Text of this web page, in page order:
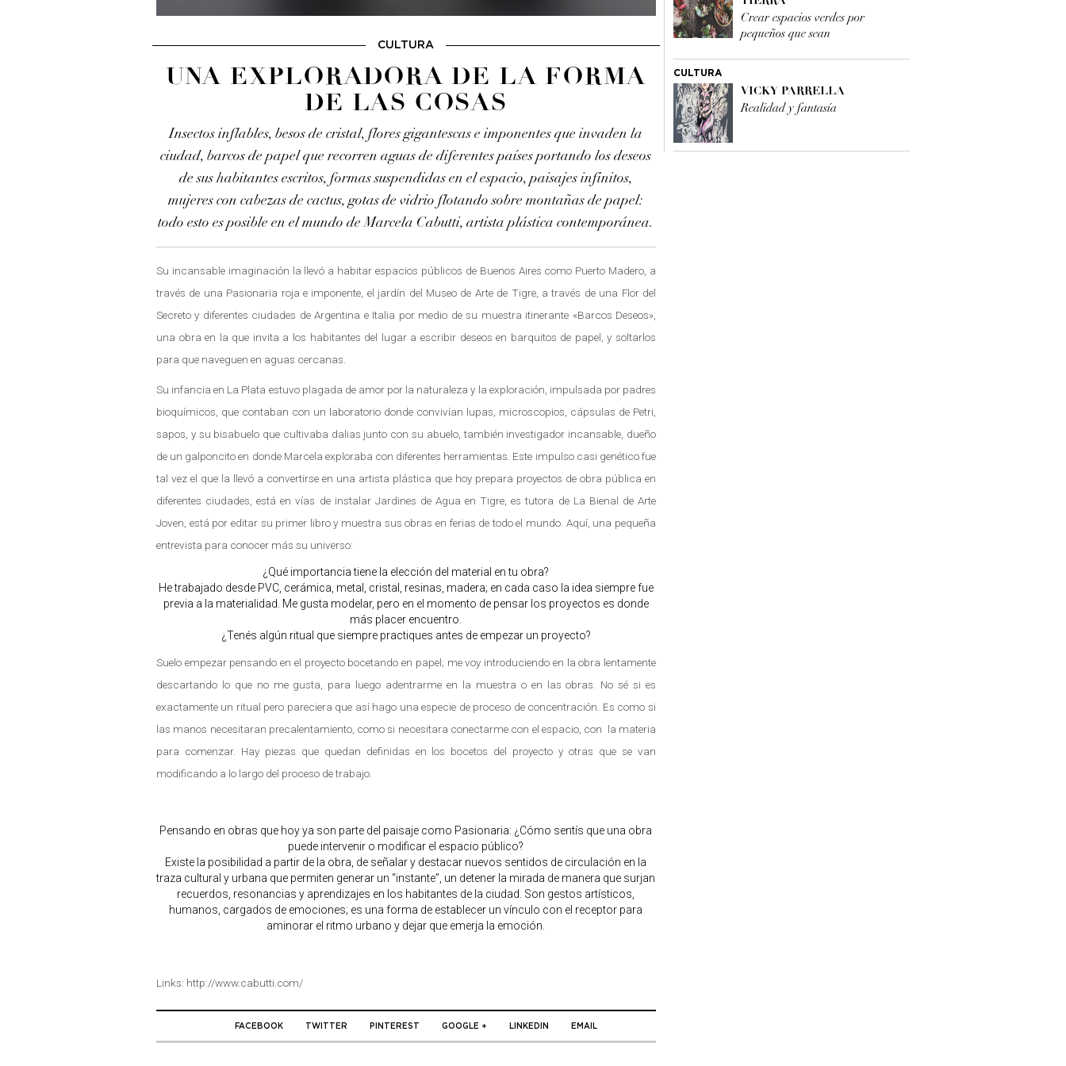
CULTURA
UNA EXPLORADORA DE LA FORMA
DE LAS COSAS
Insectos inflables, besos de cristal, flores gigantescas e imponentes que invaden la
ciudad, barcos de papel que recorren aguas de diferentes países portando los deseos
de sus habitantes escritos, formas suspendidas en el espacio, paisajes infinitos,
mujeres con cabezas de cactus, gotas de vidrio flotando sobre montañas de papel:
todo esto es posible en el mundo de Marcela Cabutti, artista plástica contemporánea.
Su incansable imaginación la llevó a habitar espacios públicos de Buenos Aires como Puerto Madero, a
través de una Pasionaria roja e imponente, el jardín del Museo de Arte de Tigre, a través de una Flor del
Secreto y diferentes ciudades de Argentina e Italia por medio de su muestra itinerante «Barcos Deseos»,
una obra en la que invita a los habitantes del lugar a escribir deseos en barquitos de papel, y soltarlos
para que naveguen en aguas cercanas.
Su infancia en La Plata estuvo plagada de amor por la naturaleza y la exploración, impulsada por padres
bioquímicos, que contaban con un laboratorio donde convivían lupas, microscopios, cápsulas de Petri,
sapos, y su bisabuelo que cultivaba dalias junto con su abuelo, también investigador incansable, dueño
de un galponcito en donde Marcela exploraba con diferentes herramientas. Este impulso casi genético fue
tal vez el que la llevó a convertirse en una artista plástica que hoy prepara proyectos de obra pública en
diferentes ciudades, está en vías de instalar Jardines de Agua en Tigre, es tutora de La Bienal de Arte
Joven, está por editar su primer libro y muestra sus obras en ferias de todo el mundo. Aquí, una pequeña
entrevista para conocer más su universo:
¿Qué importancia tiene la elección del material en tu obra?
He trabajado desde PVC, cerámica, metal, cristal, resinas, madera; en cada caso la idea siempre fue
previa a la materialidad. Me gusta modelar, pero en el momento de pensar los proyectos es donde
más placer encuentro.
¿Tenés algún ritual que siempre practiques antes de empezar un proyecto?
Suelo empezar pensando en el proyecto bocetando en papel; me voy introduciendo en la obra lentamente
descartando lo que no me gusta, para luego adentrarme en la muestra o en las obras. No sé si es
exactamente un ritual pero pareciera que así hago una especie de proceso de concentración. Es como si
las manos necesitaran precalentamiento, como si necesitara conectarme con el espacio, con la materia
para comenzar. Hay piezas que quedan definidas en los bocetos del proyecto y otras que se van
modificando a lo largo del proceso de trabajo.
Pensando en obras que hoy ya son parte del paisaje como Pasionaria: ¿Cómo sentís que una obra
puede intervenir o modificar el espacio público?
Existe la posibilidad a partir de la obra, de señalar y destacar nuevos sentidos de circulación en la
traza cultural y urbana que permiten generar un “instante”, un detener la mirada de manera que surjan
recuerdos, resonancias y aprendizajes en los habitantes de la ciudad. Son gestos artísticos,
humanos, cargados de emociones; es una forma de establecer un vínculo con el receptor para
aminorar el ritmo urbano y dejar que emerja la emoción.
Links: http://www.cabutti.com/
FACEBOOK TWITTER PINTEREST GOOGLE + LINKEDIN EMAIL
Crear espacios verdes por
pequeños que sean
CULTURA
VICKY PARRELLA
Realidad y fantasía